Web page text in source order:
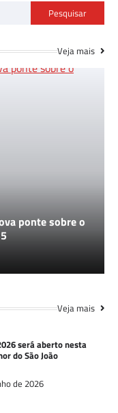
Pesquisar
Veja mais
ponte sobre o
Veja mais
será aberto nesta
do São João
de 2026